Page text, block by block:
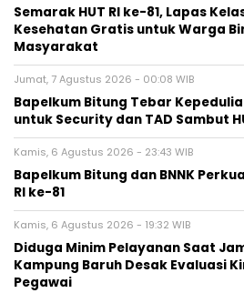
Semarak HUT RI ke-81, Lapas
Kesehatan Gratis untuk Warga
Masyarakat
Jumat, 7 Agustus 2026 - 00:08 WIB
Bapelkum Bitung Tebar
untuk Security dan TAD Sambut
Kamis, 6 Agustus 2026 - 23:43 WIB
Bapelkum Bitung dan BNNK
RI ke-81
Kamis, 6 Agustus 2026 - 19:32 WIB
Diduga Minim Pelayanan Saat
Kampung Baruh Desak Evaluasi
Pegawai